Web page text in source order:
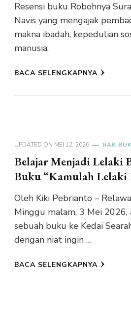
Resensi buku Robohnya
Navis yang mengajak
makna ibadah, kepedulian
manusia.
BACA SELENGKAPNYA
UPDATED ON MEI 12, 2026 RAK
Belajar Menjadi Lelaki
Buku “Kamulah
Oleh Kiki Pebrianto –
Minggu malam, 3 Mei 2026,
sebuah buku ke Kedai
dengan niat ingin …
BACA SELENGKAPNYA